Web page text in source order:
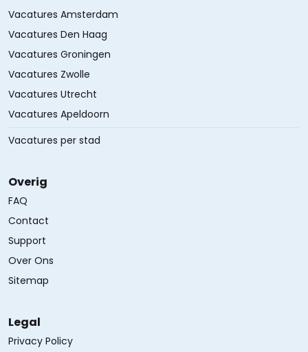
Vacatures Amsterdam
Vacatures Den Haag
Vacatures Groningen
Vacatures Zwolle
Vacatures Utrecht
Vacatures Apeldoorn
Vacatures per stad
Overig
FAQ
Contact
Support
Over Ons
Sitemap
Legal
Privacy Policy